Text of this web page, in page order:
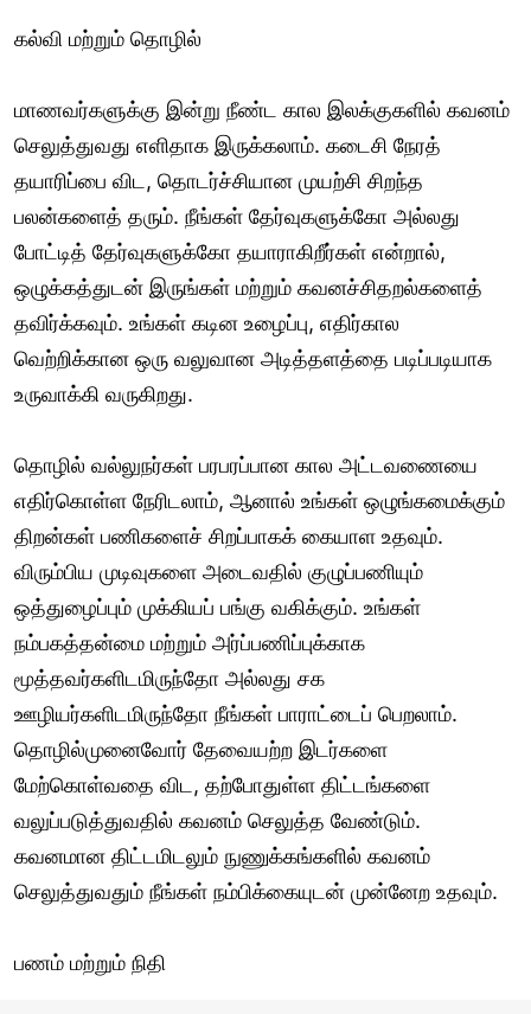
கல்வி மற்றும் தொழில்
மாணவர்களுக்கு இன்று நீண்ட கால இலக்குகளில் கவனம்
செலுத்துவது எளிதாக இருக்கலாம். கடைசி நேரத்
தயாரிப்பை விட, தொடர்ச்சியான முயற்சி சிறந்த
பலன்களைத் தரும். நீங்கள் தேர்வுகளுக்கோ அல்லது
போட்டித் தேர்வுகளுக்கோ தயாராகிறீர்கள் என்றால்,
ஒழுக்கத்துடன் இருங்கள் மற்றும் கவனச்சிதறல்களைத்
தவிர்க்கவும். உங்கள் கடின உழைப்பு, எதிர்கால
வெற்றிக்கான ஒரு வலுவான அடித்தளத்தை படிப்படியாக
உருவாக்கி வருகிறது.
தொழில் வல்லுநர்கள் பரபரப்பான கால அட்டவணையை
எதிர்கொள்ள நேரிடலாம், ஆனால் உங்கள் ஒழுங்கமைக்கும்
திறன்கள் பணிகளைச் சிறப்பாகக் கையாள உதவும்.
விரும்பிய முடிவுகளை அடைவதில் குழுப்பணியும்
ஒத்துழைப்பும் முக்கியப் பங்கு வகிக்கும். உங்கள்
நம்பகத்தன்மை மற்றும் அர்ப்பணிப்புக்காக
மூத்தவர்களிடமிருந்தோ அல்லது சக
ஊழியர்களிடமிருந்தோ நீங்கள் பாராட்டைப் பெறலாம்.
தொழில்முனைவோர் தேவையற்ற இடர்களை
மேற்கொள்வதை விட, தற்போதுள்ள திட்டங்களை
வலுப்படுத்துவதில் கவனம் செலுத்த வேண்டும்.
கவனமான திட்டமிடலும் நுணுக்கங்களில் கவனம்
செலுத்துவதும் நீங்கள் நம்பிக்கையுடன் முன்னேற உதவும்.
பணம் மற்றும் நிதி